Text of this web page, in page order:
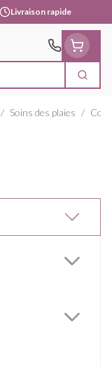
Livraison rapide
/ Soins des plaies /